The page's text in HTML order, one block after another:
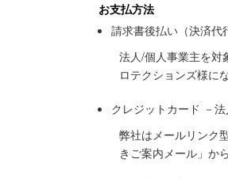
お支払方法
請求書後払い（決済代
法人/個人事業主を対
ロテクションズ様に
クレジットカード －
弊社はメールリンク
きご案内メール」か